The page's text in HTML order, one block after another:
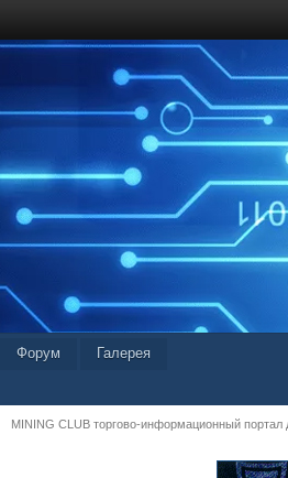
Форум Галерея
MINING CLUB торгово-информационный портал